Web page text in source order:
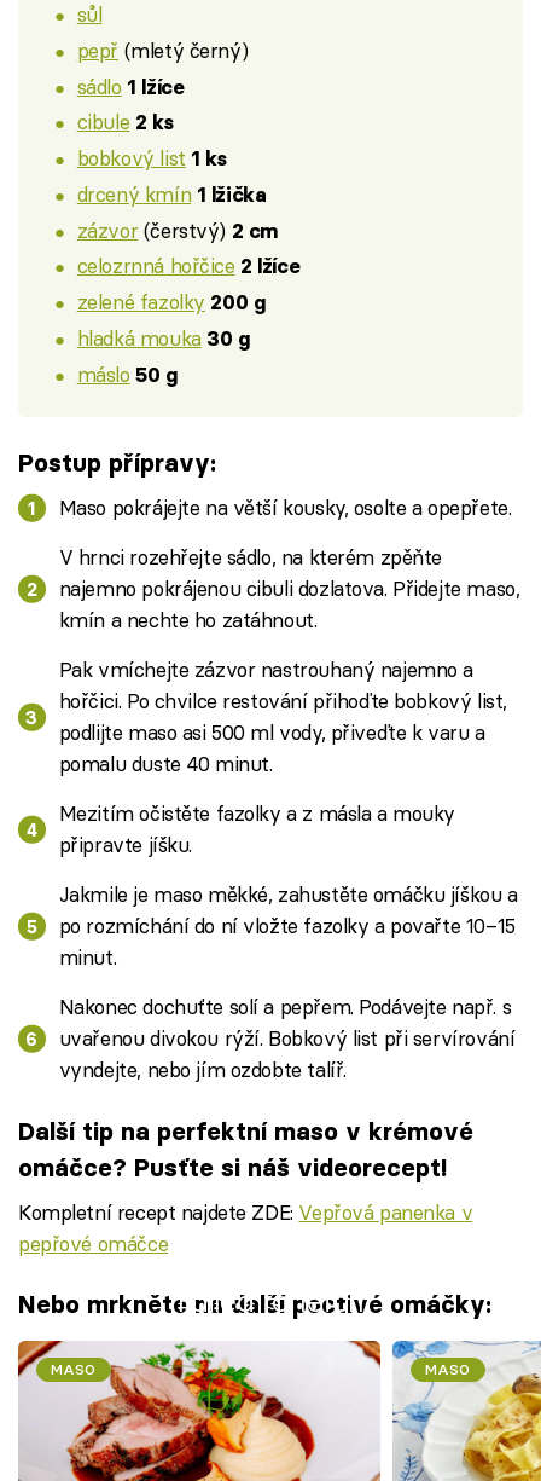
sůl
pepř (mletý černý)
sádlo 1 lžíce
cibule 2 ks
bobkový list 1 ks
drcený kmín 1 lžička
zázvor(čerstvý) 2 cm
celozrnná hořčice 2 lžíce
zelené fazolky 200 g
hladká mouka 30 g
máslo 50 g
Postup přípravy:
Maso pokrájejte na větší kousky, osolte a opepřete.
V hrnci rozehřejte sádlo, na kterém zpěňte
najemno pokrájenou cibuli dozlatova. Přidejte maso,
kmín a nechte ho zatáhnout.
Pak vmíchejte zázvor nastrouhaný najemno a
hořčici. Po chvilce restování přihoďte bobkový list,
podlijte maso asi 500 ml vody, přiveďte k varu a
pomalu duste 40 minut.
Mezitím očistěte fazolky a z másla a mouky
připravte jíšku.
Jakmile je maso měkké, zahustěte omáčku jíškou a
po rozmíchání do ní vložte fazolky a povařte 10–15
minut.
Nakonec dochuťte solí a pepřem. Podávejte např. s
uvařenou divokou rýží. Bobkový list při servírování
vyndejte, nebo jím ozdobte talíř.
Další tip na perfektní maso v krémové
omáčce? Pusťte si náš videorecept!
Kompletní recept najdete ZDE: Vepřová panenka v
pepřové omáčce
Failed to fetch
Nebo mrkněte na další poctivé omáčky:
MASO MASO